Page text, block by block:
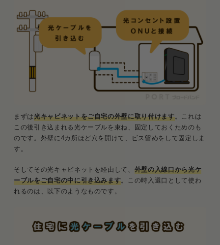
まずは光キャビネットをご自宅の外壁に取り付けます。これは
この後引き込まれる光ケーブルを束ね、固定しておくためのも
のです。外壁に4カ所ほど穴を開けて、ビス留めをして固定しま
す。
そしてその光キャビネットを経由して、 外壁の入線口から光ケ
ーブルをご自宅の中に引き込みます。この時入選口として使わ
れるのは、以下のようなものです。